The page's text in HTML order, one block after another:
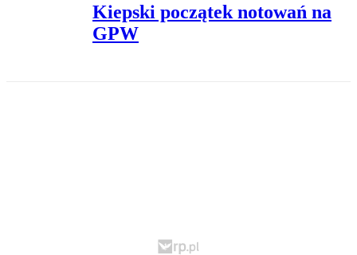
Kiepski początek notowań na
GPW